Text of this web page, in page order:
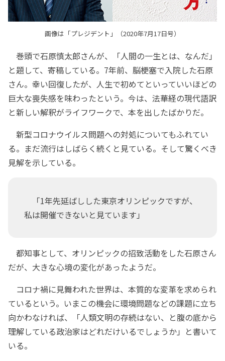
画像は「プレジデント」（2020年7月17日号）
巻頭で石原慎太郎さんが、「人間の一生とは、なんだ」
と題して、寄稿している。7年前、脳梗塞で入院した石原
さん。幸い回復したが、人生で初めてといっていいほどの
巨大な喪失感を味わったという。今は、法華経の現代語訳
と新しい解釈がライフワークで、本を出したばかりだ。
新型コロナウイルス問題への対処についてもふれてい
る。まだ流行はしばらく続くと見ている。そして驚くべき
見解を示している。
「1年先延ばしした東京オリンピックですが、
私は開催できないと見ています」
都知事として、オリンピックの招致活動をした石原さん
だが、大きな心境の変化があったようだ。
コロナ禍に見舞われた世界は、本質的な変革を求められ
ているという。いまこの機会に環境問題などの課題に立ち
向かわなければ、「人類文明の存続はない、と腹の底から
理解している政治家はどれだけいるでしょうか」と書いて
いる。